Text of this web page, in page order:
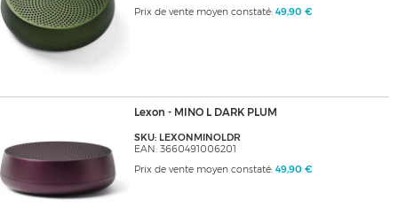
Prix de vente moyen constaté: 49,90 €
Lexon - MINO L DARK PLUM
SKU: LEXONMINOLDR
EAN: 3660491006201
Prix de vente moyen constaté: 49,90 €